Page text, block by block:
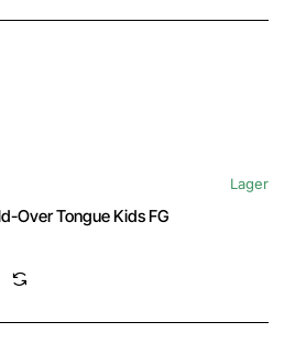
Lager
Over Tongue Kids FG